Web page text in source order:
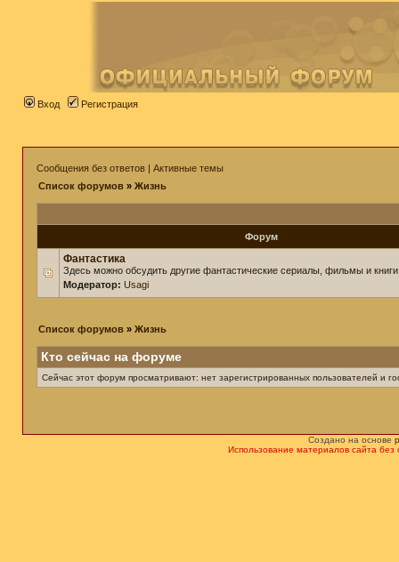
Вход Регистрация
Сообщения без ответов | Активные темы
Список форумов » Жизнь
Форум
Фантастика
Здесь можно обсудить другие фантастические сериалы, фильмы и
Модератор: Usagi
Список форумов » Жизнь
Кто сейчас на форуме
Сейчас этот форум просматривают: нет зарегистрированных пользователей и
Создано на основе
Использование материалов сайта